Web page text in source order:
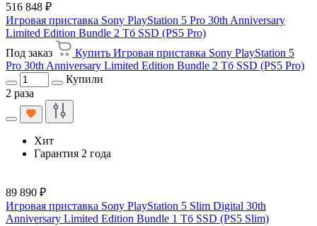
516 848 ₽
Игровая приставка Sony PlayStation 5 Pro 30th Anniversary
Limited Edition Bundle 2 Тб SSD (PS5 Pro)
Под заказ
Купить Игровая приставка Sony PlayStation 5
Pro 30th Anniversary Limited Edition Bundle 2 Тб SSD (PS5 Pro)
Купили
2 раза
Хит
Гарантия 2 года
89 890 ₽
Игровая приставка Sony PlayStation 5 Slim Digital 30th
Anniversary Limited Edition Bundle 1 Тб SSD (PS5 Slim)